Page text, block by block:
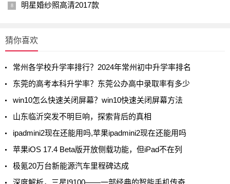
明星婚纱照高清2017款
猜你喜欢
常州各学校升学率排行？2024年常州初中升学率排名
东莞的高考本科升学率？东莞公办高中录取率有多少
win10怎么快速关闭屏幕？win10快速关闭屏幕方法
山东临沂突发不明巨响，探索背后的真相
ipadmini2现在还能用吗,苹果ipadmini2现在还能用吗
苹果iOS 17.4 Beta版开放侧载功能，但iPad不在列
极氪20万台新能源汽车里程碑达成
深度解析，三星I9100——一部经典的智能手机传奇